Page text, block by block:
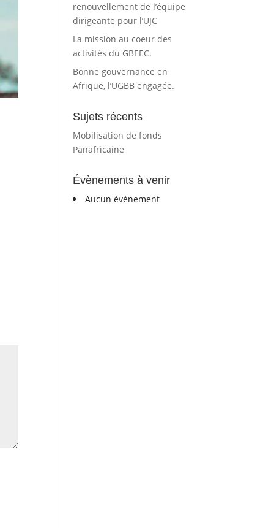
renouvellement de l’équipe
dirigeante pour l’UJC
La mission au coeur des
activités du GBEEC.
Bonne gouvernance en
Afrique, l’UGBB engagée.
Sujets récents
Mobilisation de fonds
Panafricaine
Évènements à venir
Aucun évènement